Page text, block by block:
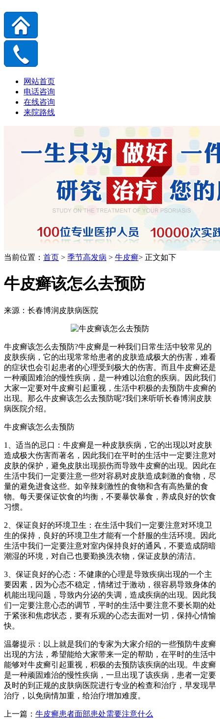
网站首页
电话咨询
在线咨询
来院路线
当前位置： 首页 > 季节高发病 > 牛皮癣> 正文如下
牛皮癣该怎么去预防
来源：长春博润皮肤病医院
牛皮癣该怎么去预防?牛皮癣是一种我们日常生活中较常见的
皮肤疾病，它的出现常常给患者的皮肤造成极大的伤害，难看
的症状也会引起患者的心理受到极大的伤害。而且牛皮癣还是
一种顽固难治的慢性疾病，是一种难以治愈的疾病。因此我们
大家一定要对牛皮癣引起重视，生活中积极的去预防牛皮癣的
出现。那么牛皮癣该怎么去预防呢?我们来听听长春博润皮肤
病医院介绍。
牛皮癣该怎么去预防
1、适当的忌口：牛皮癣是一种皮肤疾病，它的出现以对皮肤
造成极大伤害而著名，因此我们在平时的生活中一定要注意对
皮肤的保护，避免皮肤出现损伤而导致牛皮癣的出现。因此在
生活中我们一定要注意一些对容易对皮肤造成刺激的食物，尽
量的避免进食这些。如辛辣刺激性的食物和含有高热量的食
物。每天要保证饮食的均衡，不要暴饮暴食，养成良好的饮食
习惯。
2、保证良好的环境卫生：在生活中我们一定要注意对环境卫
生的保持，良好的环境卫生才能有一个舒服的生活环境。因此
生活中我们一定要注意对室内保持良好的通风，不要造成阴暗
潮湿的环境，对自己也要勤换洗衣物，保证皮肤的清洁。
3、保证良好的心态：不健康的心理是导致疾病出现的一个主
要因素，因为心态不稳定，情绪过于激动，很容易导致身体的
机能出现问题，导致内分泌的失调，造成疾病的出现。因此我
们一定要注意心态的调节，平时的生活中要注意不要长期的处
于紧张和焦虑状态，要有乐观的心态去面对一切，保持心情愉
快。
温馨提示：以上就是我们的专家为大家介绍的一些预防牛皮癣
出现的方法，希望能给大家带来一定的帮助，在平时的生活中
能够对牛皮癣引起重视，积极的去预防该疾病的出现。牛皮癣
是一种顽固难治的慢性疾病，一旦出现了该疾病，患者一定要
及时的到正规的皮肤病医院进行专业的检查和治疗，早发现早
治疗，以免病情加重，给治疗增加难度。
上一篇： 牛皮癣患者面部患处需要注意什么